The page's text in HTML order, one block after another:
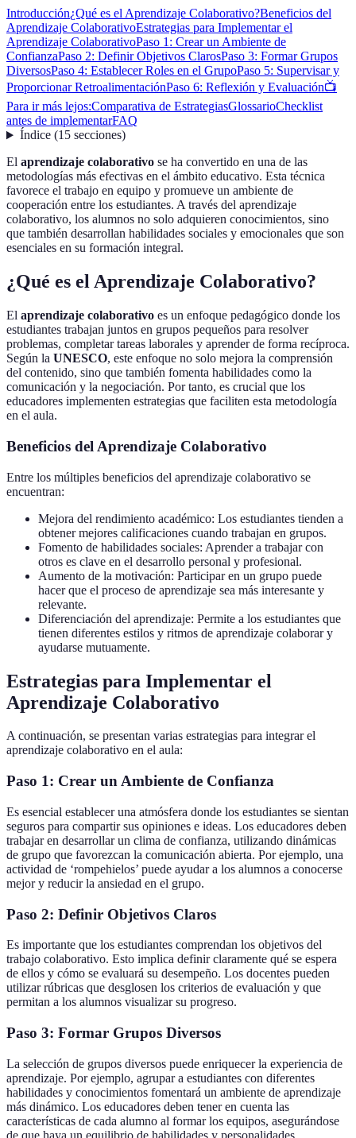
Introducción¿Qué es el Aprendizaje Colaborativo?Beneficios del
Aprendizaje ColaborativoEstrategias para Implementar el
Aprendizaje ColaborativoPaso 1: Crear un Ambiente de
ConfianzaPaso 2: Definir Objetivos ClarosPaso 3: Formar Grupos
DiversosPaso 4: Establecer Roles en el GrupoPaso 5: Supervisar y
Proporcionar RetroalimentaciónPaso 6: Reflexión y Evaluación📺
Para ir más lejos:Comparativa de EstrategiasGlossarioChecklist
antes de implementarFAQ
Índice(15 secciones)
El aprendizaje colaborativo se ha convertido en una de las
metodologías más efectivas en el ámbito educativo. Esta técnica
favorece el trabajo en equipo y promueve un ambiente de
cooperación entre los estudiantes. A través del aprendizaje
colaborativo, los alumnos no solo adquieren conocimientos, sino
que también desarrollan habilidades sociales y emocionales que son
esenciales en su formación integral.
¿Qué es el Aprendizaje Colaborativo?
El aprendizaje colaborativo es un enfoque pedagógico donde los
estudiantes trabajan juntos en grupos pequeños para resolver
problemas, completar tareas laborales y aprender de forma recíproca.
Según la UNESCO, este enfoque no solo mejora la comprensión
del contenido, sino que también fomenta habilidades como la
comunicación y la negociación. Por tanto, es crucial que los
educadores implementen estrategias que faciliten esta metodología
en el aula.
Beneficios del Aprendizaje Colaborativo
Entre los múltiples beneficios del aprendizaje colaborativo se
encuentran:
Mejora del rendimiento académico: Los estudiantes tienden a
obtener mejores calificaciones cuando trabajan en grupos.
Fomento de habilidades sociales: Aprender a trabajar con
otros es clave en el desarrollo personal y profesional.
Aumento de la motivación: Participar en un grupo puede
hacer que el proceso de aprendizaje sea más interesante y
relevante.
Diferenciación del aprendizaje: Permite a los estudiantes que
tienen diferentes estilos y ritmos de aprendizaje colaborar y
ayudarse mutuamente.
Estrategias para Implementar el
Aprendizaje Colaborativo
A continuación, se presentan varias estrategias para integrar el
aprendizaje colaborativo en el aula:
Paso 1: Crear un Ambiente de Confianza
Es esencial establecer una atmósfera donde los estudiantes se sientan
seguros para compartir sus opiniones e ideas. Los educadores deben
trabajar en desarrollar un clima de confianza, utilizando dinámicas
de grupo que favorezcan la comunicación abierta. Por ejemplo, una
actividad de ‘rompehielos’ puede ayudar a los alumnos a conocerse
mejor y reducir la ansiedad en el grupo.
Paso 2: Definir Objetivos Claros
Es importante que los estudiantes comprendan los objetivos del
trabajo colaborativo. Esto implica definir claramente qué se espera
de ellos y cómo se evaluará su desempeño. Los docentes pueden
utilizar rúbricas que desglosen los criterios de evaluación y que
permitan a los alumnos visualizar su progreso.
Paso 3: Formar Grupos Diversos
La selección de grupos diversos puede enriquecer la experiencia de
aprendizaje. Por ejemplo, agrupar a estudiantes con diferentes
habilidades y conocimientos fomentará un ambiente de aprendizaje
más dinámico. Los educadores deben tener en cuenta las
características de cada alumno al formar los equipos, asegurándose
de que haya un equilibrio de habilidades y personalidades.